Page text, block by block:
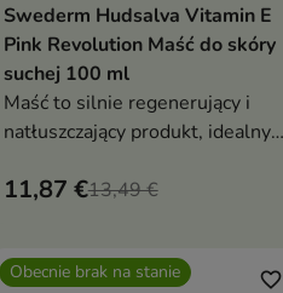
Dodaj do koszyka
Swederm Hudsalva Vitamin E
Pink Revolution Maść do skóry
suchej 100 ml
Maść to silnie regenerujący i
natłuszczający produkt, idealny
odwodnionej oraz wrażliwej
11,87 €13,49 €
Obecnie brak na stanie favorite_border